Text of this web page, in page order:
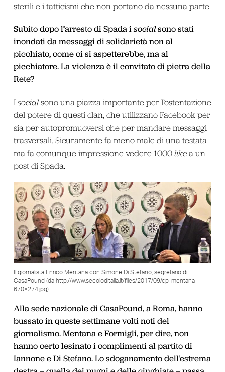
sterili e i tatticismi che non portano da nessuna parte.
Subito dopo l’arresto di Spada isocialsono stati
inondati da messaggi di solidarietà non al
picchiato, come ci si aspetterebbe, ma al
picchiatore. La violenza è il convitato di pietra della
Rete?
I socialsono una piazza importante per l’ostentazione
del potere di questi clan, che utilizzano Facebook per
sia per autopromuoversi che per mandare messaggi
trasversali. Sicuramente fa meno male di una testata
ma fa comunque impressione vedere 1000 likea un
post di Spada.
Il giornalista Enrico Mentana con Simone Di Stefano, segretario di
CasaPound (da http://www.secoloditalia.it/files/2017/09/cp-mentana-
670×274.jpg)
Alla sede nazionale di CasaPound, a Roma, hanno
bussato in queste settimane volti noti del
giornalismo. Mentana e Formigli, per dire, non
hanno certo lesinato i complimenti al partito di
Iannone e Di Stefano. Lo sdoganamento dell’estrema